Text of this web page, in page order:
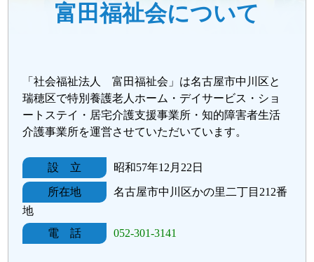
富田福祉会について
「社会福祉法人 富田福祉会」は名古屋市中川区と
瑞穂区で特別養護老人ホーム・デイサービス・ショ
ートステイ・居宅介護支援事業所・知的障害者生活
介護事業所を運営させていただいています。
設 立 昭和57年12月22日
所在地
名古屋市中川区かの里二丁目212番
地
電 話
052-301-3141